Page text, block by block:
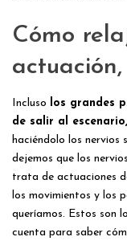
Cómo
Incluso
los grandes
de salir al escenario,
haciéndolo los nervios
dejemos que los
trata de actuaciones
los movimientos y los
queríamos. Estos son
cuenta para saber